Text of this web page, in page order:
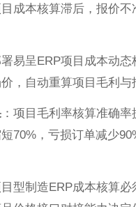
成本核算滞后，报价不
署易呈ERP项目成本动态
，自动重算项目毛利与
：项目毛利率核算准确
70%，亏损订单减少
型制造ERP成本核算必